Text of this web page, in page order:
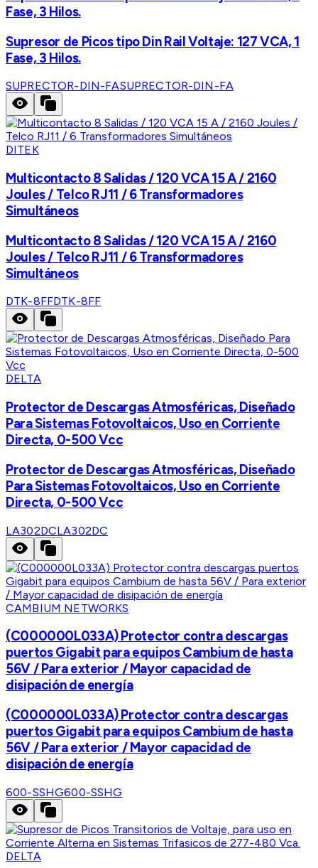
Fase, 3 Hilos.
Supresor de Picos tipo Din Rail Voltaje: 127 VCA, 1
Fase, 3 Hilos.
SUPRECTOR-DIN-FASUPRECTOR-DIN-FA
DITEK
Multicontacto 8 Salidas / 120 VCA 15 A / 2160
Joules / Telco RJ11 / 6 Transformadores
Simultáneos
Multicontacto 8 Salidas / 120 VCA 15 A / 2160
Joules / Telco RJ11 / 6 Transformadores
Simultáneos
DTK-8FFDTK-8FF
DELTA
Protector de Descargas Atmosféricas, Diseñado
Para Sistemas Fotovoltaicos, Uso en Corriente
Directa, 0-500 Vcc
Protector de Descargas Atmosféricas, Diseñado
Para Sistemas Fotovoltaicos, Uso en Corriente
Directa, 0-500 Vcc
LA302DCLA302DC
CAMBIUM NETWORKS
(C000000L033A) Protector contra descargas
puertos Gigabit para equipos Cambium de hasta
56V / Para exterior / Mayor capacidad de
disipación de energía
(C000000L033A) Protector contra descargas
puertos Gigabit para equipos Cambium de hasta
56V / Para exterior / Mayor capacidad de
disipación de energía
600-SSHG600-SSHG
DELTA